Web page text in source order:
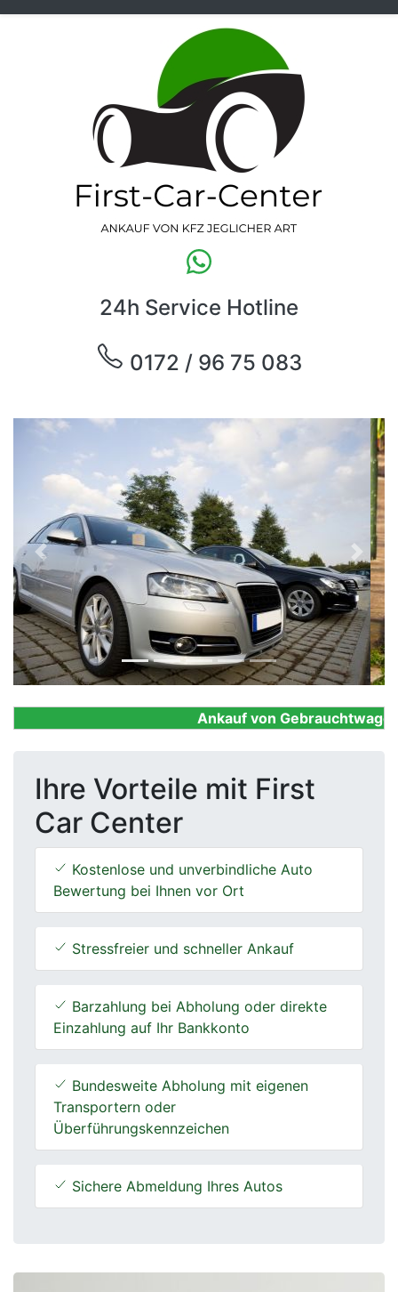
24h Service Hotline
0172 / 96 75 083
Previous Next
Ankauf von
Ihre Vorteile mit First
Car Center
Kostenlose und unverbindliche Auto
Bewertung bei Ihnen vor Ort
Stressfreier und schneller Ankauf
Barzahlung bei Abholung oder direkte
Einzahlung auf Ihr Bankkonto
Bundesweite Abholung mit eigenen
Transportern oder
Überführungskennzeichen
Sichere Abmeldung Ihres Autos